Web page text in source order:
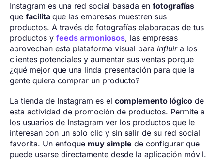
Instagram es una red social basada en fotografías
que facilita que las empresas muestren sus
productos. A través de fotografías elaboradas de tus
productos y feeds armoniosos, las empresas
aprovechan esta plataforma visual para influir a los
clientes potenciales y aumentar sus ventas porque
¿qué mejor que una linda presentación para que la
gente quiera comprar un producto?
La tienda de Instagram es el complemento lógico de
esta actividad de promoción de productos. Permite a
los usuarios de Instagram ver los productos que le
interesan con un solo clic y sin salir de su red social
favorita. Un enfoque muy simple de configurar que
puede usarse directamente desde la aplicación móvil.